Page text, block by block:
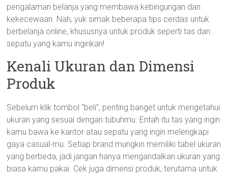
pengalaman belanja yang membawa kebingungan dan
kekecewaan. Nah, yuk simak beberapa tips cerdas untuk
berbelanja online, khususnya untuk produk seperti tas dan
sepatu yang kamu inginkan!
Kenali Ukuran dan Dimensi
Produk
Sebelum klik tombol “beli”, penting banget untuk mengetahui
ukuran yang sesuai dengan tubuhmu. Entah itu tas yang ingin
kamu bawa ke kantor atau sepatu yang ingin melengkapi
gaya casual-mu. Setiap brand mungkin memiliki tabel ukuran
yang berbeda, jadi jangan hanya mengandalkan ukuran yang
biasa kamu pakai. Cek juga dimensi produk, terutama untuk